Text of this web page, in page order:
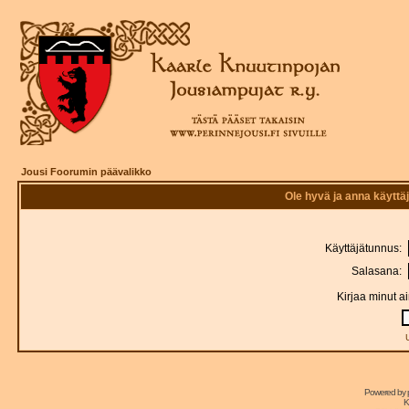
Jousi Foorumin päävalikko
Ole hyvä ja anna
Käyttäjätunnus:
Salasana:
Kirjaa minut
Powered by